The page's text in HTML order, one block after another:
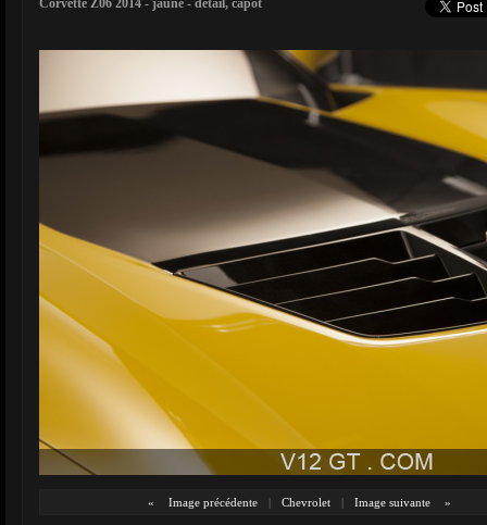
Corvette Z06 2014 - jaune - détail, capot
« Image précédente | Chevrolet | Image suivante »